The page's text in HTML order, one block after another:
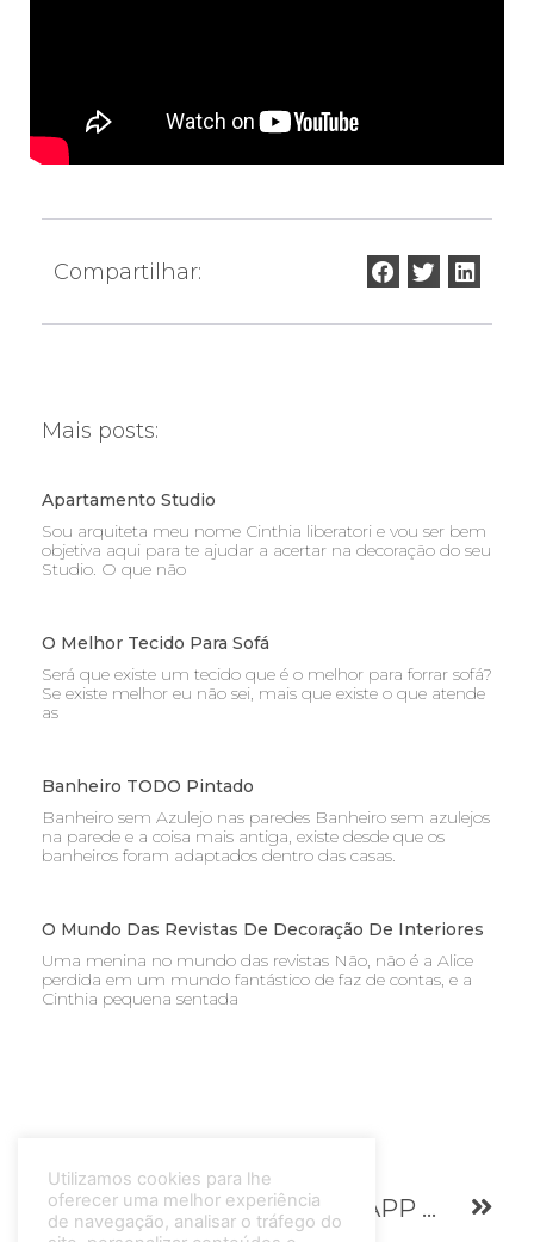
Compartilhar:
Mais posts:
Apartamento Studio
Sou arquiteta meu nome Cinthia liberatori e vou ser bem
objetiva aqui para te ajudar a acertar na decoração do seu
Studio. O que não
O Melhor Tecido Para Sofá
Será que existe um tecido que é o melhor para forrar sofá?
Se existe melhor eu não sei, mais que existe o que atende
as
Banheiro TODO Pintado
Banheiro sem Azulejo nas paredes Banheiro sem azulejos
na parede e a coisa mais antiga, existe desde que os
banheiros foram adaptados dentro das casas.
O Mundo Das Revistas De Decoração De Interiores
Uma menina no mundo das revistas Não, não é a Alice
perdida em um mundo fantástico de faz de contas, e a
Cinthia pequena sentada
Cor de Rosa na Decoração Dica de APP para definir a Paleta de cores para Decorar
Utilizamos cookies para lhe
oferecer uma melhor experiência
de navegação, analisar o tráfego do